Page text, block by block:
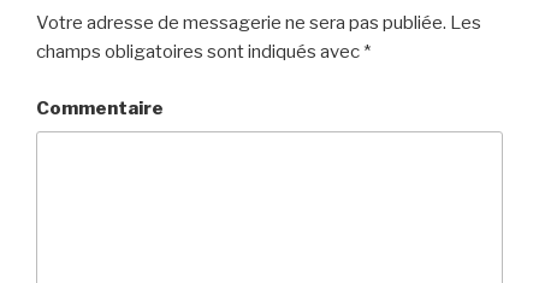
Votre adresse de messagerie ne sera pas publiée. Les
champs obligatoires sont indiqués avec *
Commentaire